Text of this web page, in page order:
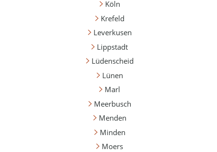
Köln
Krefeld
Leverkusen
Lippstadt
Lüdenscheid
Lünen
Marl
Meerbusch
Menden
Minden
Moers